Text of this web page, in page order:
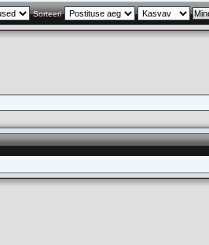
Sorteeri